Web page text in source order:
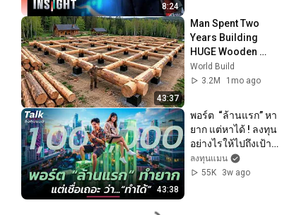
8:24
43:37
Man Spent Two
Years Building
HUGE Wooden
House for his
Family | Start to
@bjornbrenton
World Build
3.2M
1mo ago
43:38
พอร์ต  “ล้านแรก” หา
ยาก แต่หาได้ ! ลงทุน
อย่างไรให้ไปถึงเป้า
ได้จริง ? | Talk ลงทุน
แมน
ลงทุนแมน
55K
3w ago